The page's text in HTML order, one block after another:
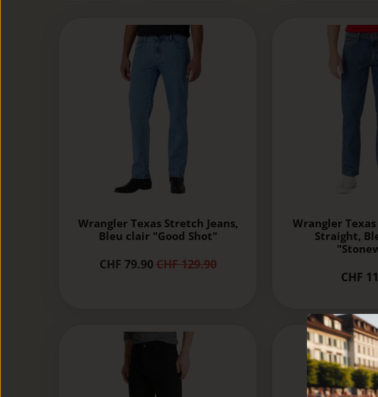
Wrangler Texas Stretch Jeans,
Bleu clair "Good Shot"
CHF 79.90 CHF 129.90
Wrangler
Straight,
CHF